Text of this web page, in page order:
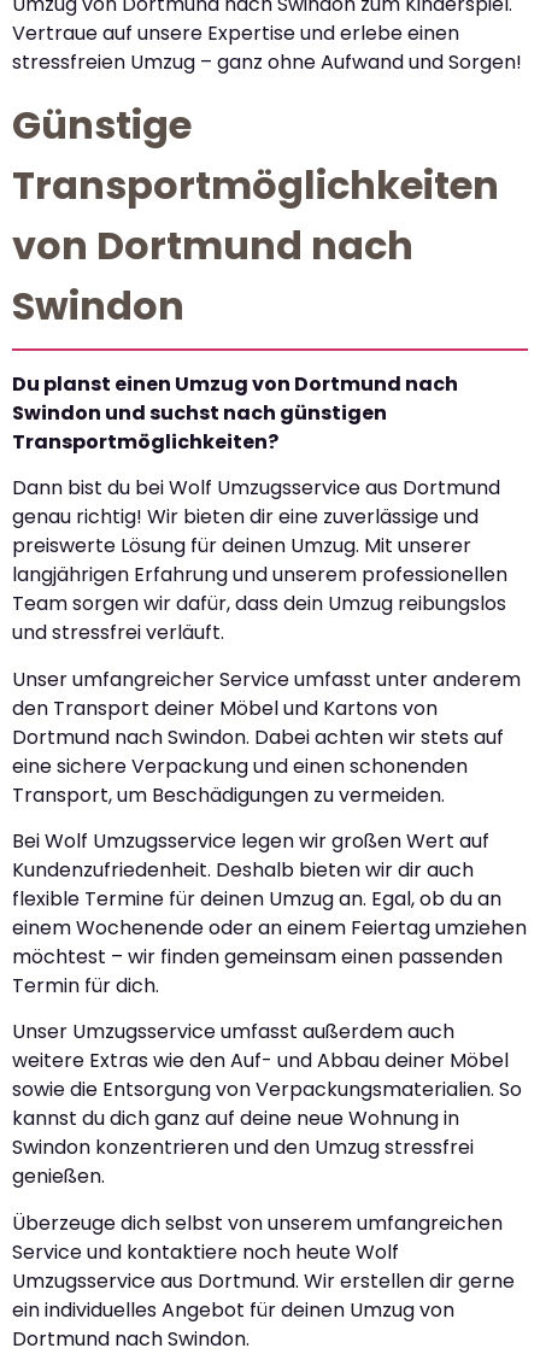
Vertraue auf unsere Expertise und erlebe einen
stressfreien Umzug – ganz ohne Aufwand und Sorgen!
Günstige
Transportmöglichkeiten
von Dortmund nach
Swindon
Du planst einen Umzug von Dortmund nach
Swindon und suchst nach günstigen
Transportmöglichkeiten?
Dann bist du bei Wolf Umzugsservice aus Dortmund
genau richtig! Wir bieten dir eine zuverlässige und
preiswerte Lösung für deinen Umzug. Mit unserer
langjährigen Erfahrung und unserem professionellen
Team sorgen wir dafür, dass dein Umzug reibungslos
und stressfrei verläuft.
Unser umfangreicher Service umfasst unter anderem
den Transport deiner Möbel und Kartons von
Dortmund nach Swindon. Dabei achten wir stets auf
eine sichere Verpackung und einen schonenden
Transport, um Beschädigungen zu vermeiden.
Bei Wolf Umzugsservice legen wir großen Wert auf
Kundenzufriedenheit. Deshalb bieten wir dir auch
flexible Termine für deinen Umzug an. Egal, ob du an
einem Wochenende oder an einem Feiertag umziehen
möchtest – wir finden gemeinsam einen passenden
Termin für dich.
Unser Umzugsservice umfasst außerdem auch
weitere Extras wie den Auf- und Abbau deiner Möbel
sowie die Entsorgung von Verpackungsmaterialien. So
kannst du dich ganz auf deine neue Wohnung in
Swindon konzentrieren und den Umzug stressfrei
genießen.
Überzeuge dich selbst von unserem umfangreichen
Service und kontaktiere noch heute Wolf
Umzugsservice aus Dortmund. Wir erstellen dir gerne
ein individuelles Angebot für deinen Umzug von
Dortmund nach Swindon.